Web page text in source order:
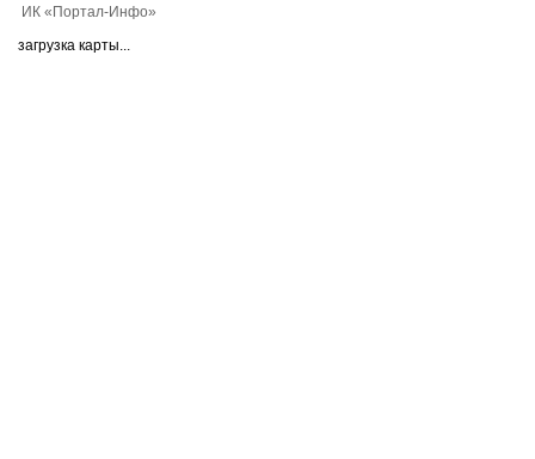
ИК «Портал-Инфо»
загрузка карты...